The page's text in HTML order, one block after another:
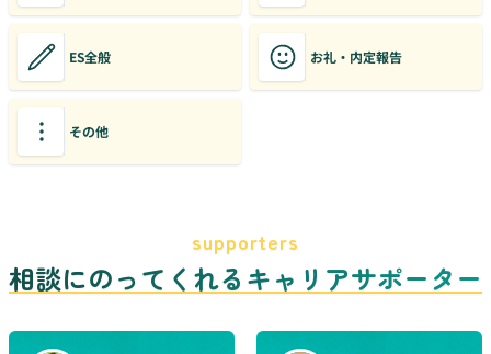
ES全般 お礼・内定報告
その他
supporters
相談にのってくれるキャリアサポーター